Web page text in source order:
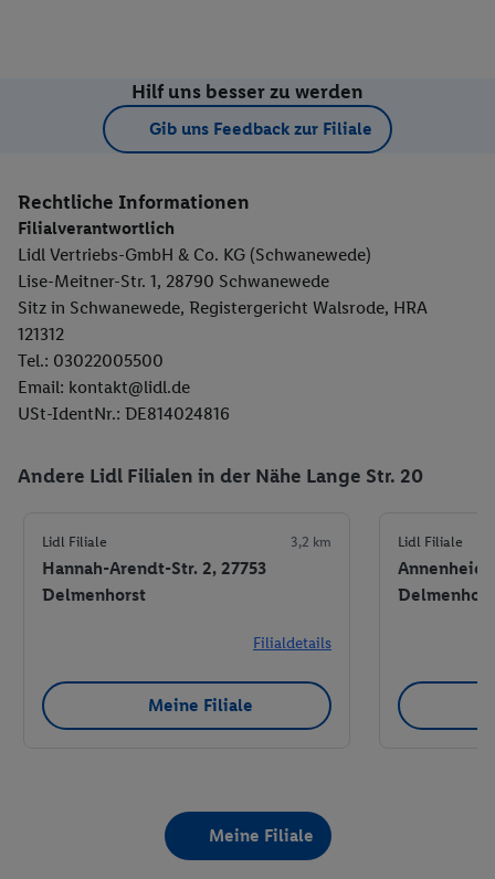
Hilf uns besser zu werden
Gib uns Feedback zur Filiale
Rechtliche Informationen
Filialverantwortlich
Lidl Vertriebs-GmbH & Co. KG (Schwanewede)
Lise-Meitner-Str. 1, 28790 Schwanewede
Sitz in Schwanewede, Registergericht Walsrode, HRA
121312
Tel.: 03022005500
Email: kontakt@lidl.de
USt-IdentNr.: DE814024816
Andere Lidl Filialen in der Nähe Lange Str. 20
Lidl Filiale 3,2 km
Hannah-Arendt-Str. 2, 27753
Delmenhorst
Filialdetails
Meine Filiale
Lidl Filiale
Meine Filiale